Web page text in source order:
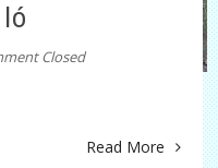
Closed
Read More